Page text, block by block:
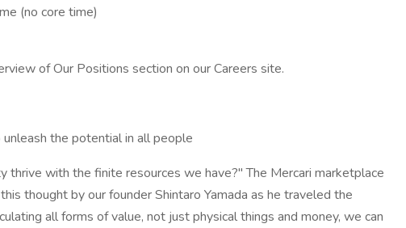
(no core time)
of Our Positions section on our Careers site.
the potential in all people
thrive with the finite resources we have?" The Mercari marketplace
thought by our founder Shintaro Yamada as he traveled the
all forms of value, not just physical things and money, we can